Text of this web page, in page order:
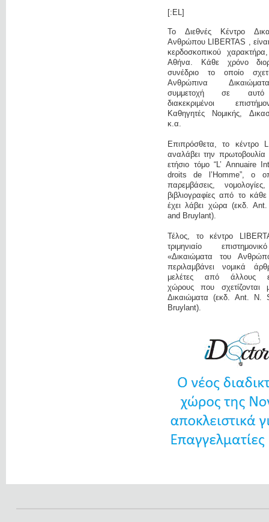
[:EL]
Το Διεθνές Κέντρο
Ανθρώπου LIBERTAS , είναι
κερδοσκοπικού
Αθήνα. Κάθε χρόνο
συνέδριο το οποίο
Ανθρώπινα
συμμετοχή σε αυτό
διακεκριμένοι
Καθηγητές Νομικής,
κ.α.
Επιπρόσθετα, το κέντρο
αναλάβει την πρωτοβουλία
ετήσιο τόμο “L’ Annuaire
droits de l’Homme”, ο
παρεμβάσεις,
βιβλιογραφίες από το
έχει λάβει χώρα (εκδ.
and Bruylant).
Τέλος, το κέντρο
τριμηνιαίο
«Δικαιώματα του
περιλαμβάνει νομικά
μελέτες από άλλους
χώρους που σχετίζονται
Δικαιώματα (εκδ. Ant. N.
Bruylant).